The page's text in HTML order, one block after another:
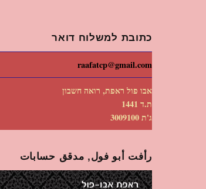
כתובת למשלוח דואר
raafatcp@gmail.com
אבו פול ראפת, רואה חשבון
ת.ד 1441
ג'ת 3009100
رأفت أبو فول, مدقق حسابات